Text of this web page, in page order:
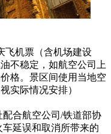
飞机票（含机场建设
不稳定，如航空公司上
格。景区间使用当地空
实际情况安排）
合航空公司/铁道部协
延误和取消所带来的